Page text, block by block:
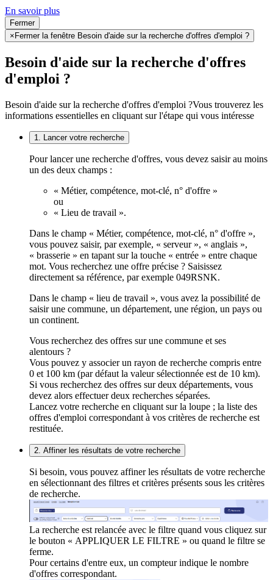
En savoir plus
Fermer
× Fermer la fenêtre Besoin d'aide sur la recherche d'offres d'emploi ?
Besoin d'aide sur la recherche d'offres
d'emploi ?
Besoin d'aide sur la recherche d'offres d'emploi ?Vous trouverez les
informations essentielles en cliquant sur l'étape qui vous intéresse
1. Lancer votre recherche
Pour lancer une recherche d'offres, vous devez saisir au moins
un des deux champs :
« Métier, compétence, mot-clé, n° d'offre »
ou
« Lieu de travail ».
Dans le champ « Métier, compétence, mot-clé, n° d'offre »,
vous pouvez saisir, par exemple, « serveur », « anglais »,
« brasserie » en tapant sur la touche « entrée » entre chaque
mot. Vous recherchez une offre précise ? Saisissez
directement sa référence, par exemple 049RSNK.
Dans le champ « lieu de travail », vous avez la possibilité de
saisir une commune, un département, une région, un pays ou
un continent.
Vous recherchez des offres sur une commune et ses
alentours ?
Vous pouvez y associer un rayon de recherche compris entre
0 et 100 km (par défaut la valeur sélectionnée est de 10 km).
Si vous recherchez des offres sur deux départements, vous
devez alors effectuer deux recherches séparées.
Lancez votre recherche en cliquant sur la loupe ; la liste des
offres d'emploi correspondant à vos critères de recherche est
restituée.
2. Affiner les résultats de votre recherche
Si besoin, vous pouvez affiner les résultats de votre recherche
en sélectionnant des filtres et critères présents sous les critères
de recherche.
La recherche est relancée avec le filtre quand vous cliquez sur
le bouton « APPLIQUER LE FILTRE » ou quand le filtre se
ferme.
Pour certains d'entre eux, un compteur indique le nombre
d'offres correspondant.